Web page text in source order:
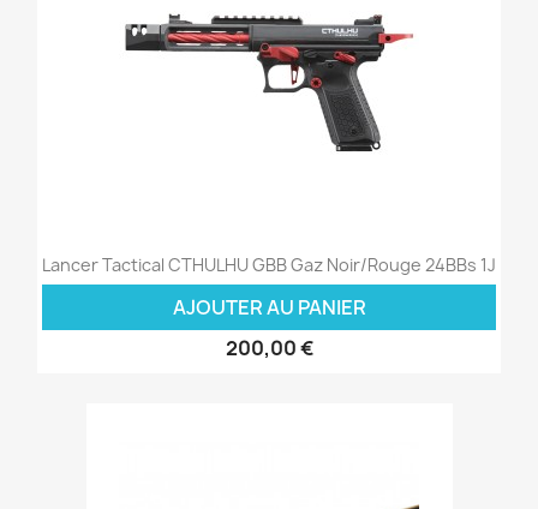
Lancer Tactical CTHULHU GBB Gaz Noir/Rouge 24BBs 1J
AJOUTER AU PANIER
200,00 €